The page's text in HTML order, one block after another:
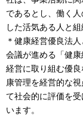
であるとし、働く
した活気ある人と
＊健康経営優良法
会議が進める「健
経営に取り組む優
康管理を経営的な
て社会的に評価を
います。